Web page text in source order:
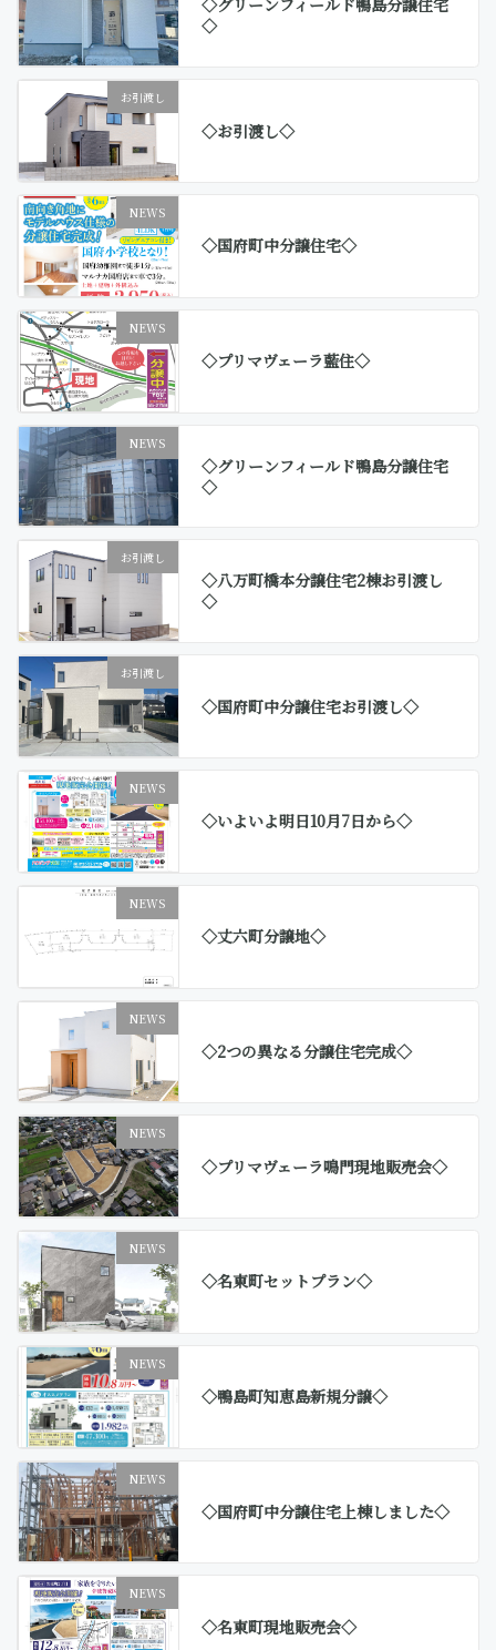
◇グリーンフィールド鴨島分譲住宅
◇
お引渡し
◇お引渡し◇
NEWS
◇国府町中分譲住宅◇
NEWS
◇プリマヴェーラ藍住◇
NEWS
◇グリーンフィールド鴨島分譲住宅
◇
お引渡し
◇八万町橋本分譲住宅2棟お引渡し
◇
お引渡し
◇国府町中分譲住宅お引渡し◇
NEWS
◇いよいよ明日10月7日から◇
NEWS
◇丈六町分譲地◇
NEWS
◇2つの異なる分譲住宅完成◇
NEWS
◇プリマヴェーラ鳴門現地販売会◇
NEWS
◇名東町セットプラン◇
NEWS
◇鴨島町知恵島新規分譲◇
NEWS
◇国府町中分譲住宅上棟しました◇
NEWS
◇名東町現地販売会◇